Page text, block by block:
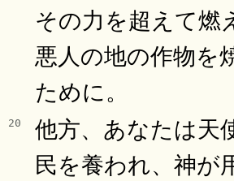
その力を超えて燃
悪人の地の作物を
ために。
20
他方、あなたは天
民を養われ、神が